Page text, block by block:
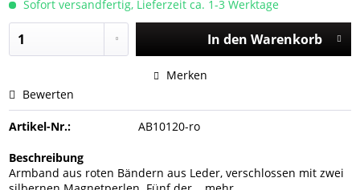
Sofort versandfertig, Lieferzeit ca. 1-3 Werktage
In den Warenkorb
Merken
Bewerten
Artikel-Nr.: AB10120-ro
Beschreibung
Armband aus roten Bändern aus Leder, verschlossen mit zwei